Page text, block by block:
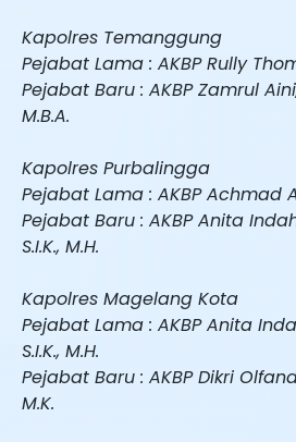
Kapolres Temanggung
Pejabat Lama : AKBP Rully
Pejabat Baru : AKBP Zamrul Aini,
M.B.A.
Kapolres Purbalingga
Pejabat Lama : AKBP Achmad
Pejabat Baru : AKBP Anita
S.I.K., M.H.
Kapolres Magelang Kota
Pejabat Lama : AKBP Anita
S.I.K., M.H.
Pejabat Baru : AKBP Dikri Olfandi,
M.K.